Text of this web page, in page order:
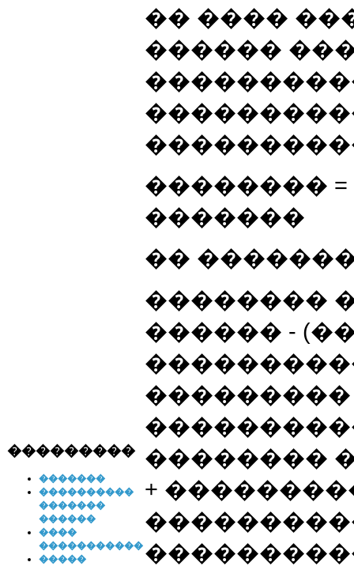
���������
�������
����������
�������
������
����
�����������
�����
�� ����
������
��������
�������
��
��������
������ -
���������
��������
+